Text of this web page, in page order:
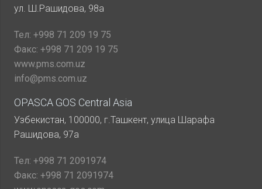
ул. Ш.Рашидова, 98а
Тел: +998 71 209 19 75
Факс: +998 71 209 19 75
www.pms.com.uz
info@pms.com.uz
OPASCA GOS Central Asia
Узбекистан, 100000, г.Ташкент, улица Шарафа
Рашидова, 97а
Тел: +998 71 2091974
Факс: +998 71 2091974